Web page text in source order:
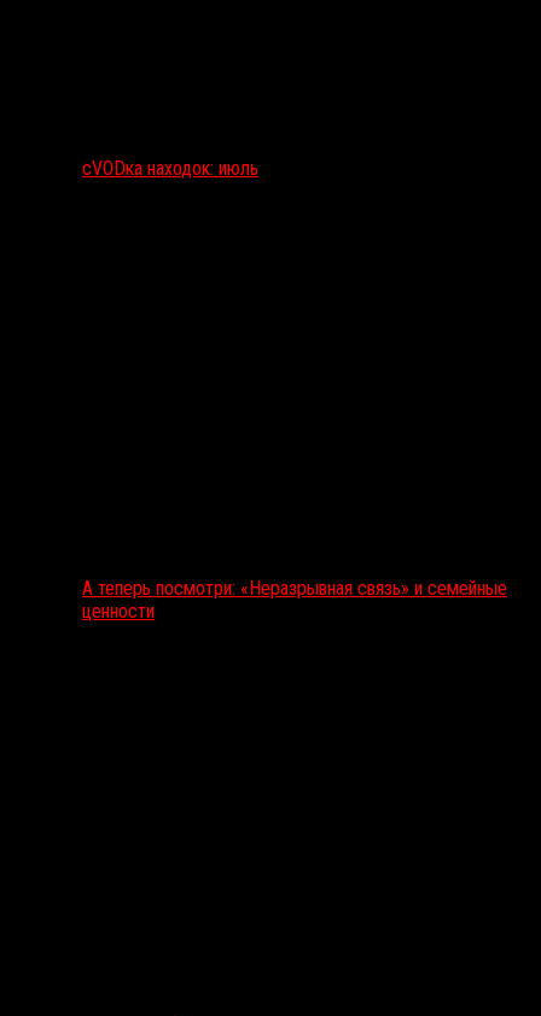
сVODка находок: июль
А теперь посмотри: «Неразрывная связь» и семейные
ценности